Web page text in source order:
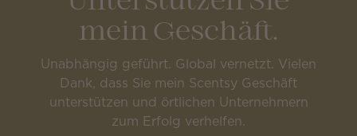
mein Geschäft.
Unabhängig geführt. Global vernetzt. Vielen
Dank, dass Sie mein Scentsy Geschäft
unterstützen und örtlichen Unternehmern
zum Erfolg verhelfen.